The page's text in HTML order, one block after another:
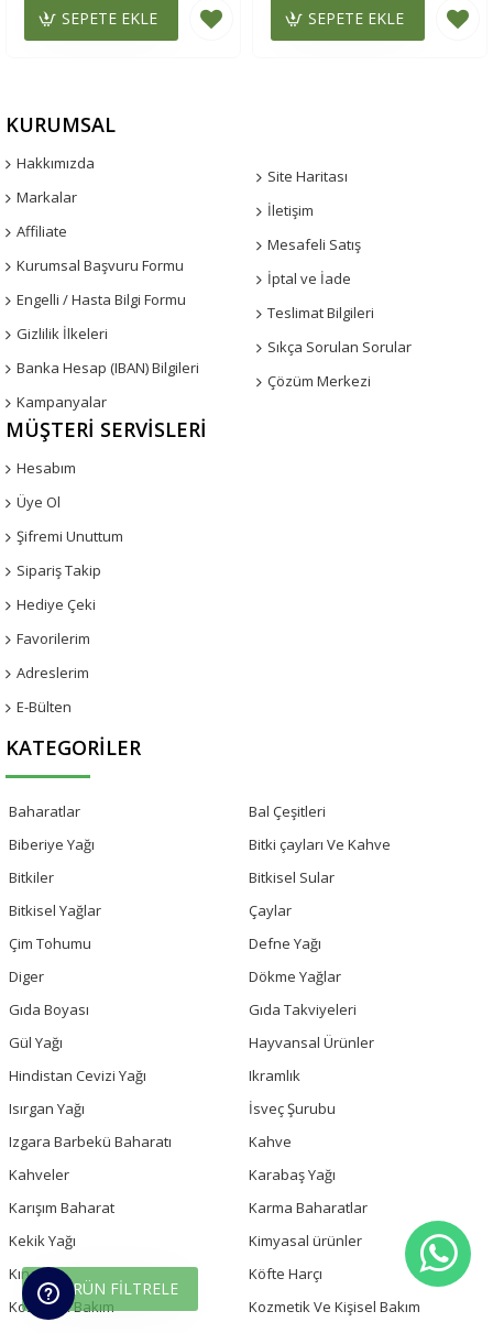
SEPETE EKLE SEPETE EKLE
KURUMSAL
Hakkımızda
Markalar
Affiliate
Kurumsal Başvuru Formu
Engelli / Hasta Bilgi Formu
Gizlilik İlkeleri
Banka Hesap (IBAN) Bilgileri
Kampanyalar
Site Haritası
İletişim
Mesafeli Satış
İptal ve İade
Teslimat Bilgileri
Sıkça Sorulan Sorular
Çözüm Merkezi
MÜŞTERI SERVISLERI
Hesabım
Üye Ol
Şifremi Unuttum
Sipariş Takip
Hediye Çeki
Favorilerim
Adreslerim
E-Bülten
KATEGORILER
Baharatlar
Bal Çeşitleri
Biberiye Yağı
Bitki çayları Ve Kahve
Bitkiler
Bitkisel Sular
Bitkisel Yağlar
Çaylar
Çim Tohumu
Defne Yağı
Diger
Dökme Yağlar
Gıda Boyası
Gıda Takviyeleri
Gül Yağı
Hayvansal Ürünler
Hindistan Cevizi Yağı
Ikramlık
Isırgan Yağı
İsveç Şurubu
Izgara Barbekü Baharatı
Kahve
Kahveler
Karabaş Yağı
Karışım Baharat
Karma Baharatlar
Kekik Yağı
Kimyasal ürünler
Kına
Köfte Harçı
Kozmetik Bakım
Kozmetik Ve Kişisel Bakım
ÜRÜN FILTRELE